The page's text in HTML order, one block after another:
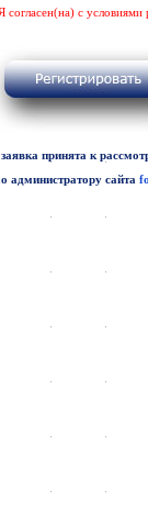
согласен(на) с условиями
принята к
администратору сайта